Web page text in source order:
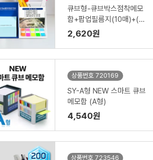
큐브형-큐브박스점착메모
함+팝업필름지(10매)+(인
입식-내장형자석)
2,620원
상품번호 720169
SY-A형 NEW 스마트 큐브
메모함 (A형)
4,540원
상품번호 723546